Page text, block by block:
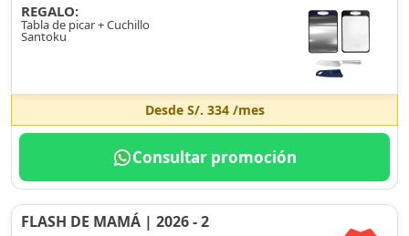
REGALO:
Tabla de picar + Cuchillo
Santoku
Desde S/. 334/mes
Consultar promoción
FLASH DE MAMÁ | 2026 - 2